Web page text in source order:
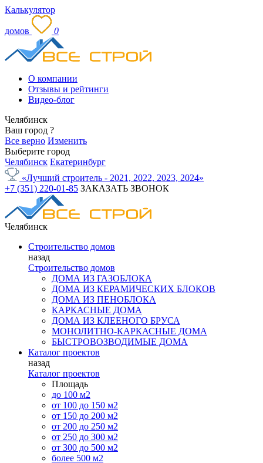
Калькулятор
домов 0
О компании
Отзывы и рейтинги
Видео-блог
Челябинск
Ваш город ?
Все верно Изменить
Выберите город
Челябинск Екатеринбург
«Лучший строитель - 2021, 2022, 2023, 2024»
+7 (351) 220-01-85 ЗАКАЗАТЬ ЗВОНОК
Челябинск
Строительство домов
назад
Строительство домов
ДОМА ИЗ ГАЗОБЛОКА
ДОМА ИЗ КЕРАМИЧЕСКИХ БЛОКОВ
ДОМА ИЗ ПЕНОБЛОКА
КАРКАСНЫЕ ДОМА
ДОМА ИЗ КЛЕЕНОГО БРУСА
МОНОЛИТНО-КАРКАСНЫЕ ДОМА
БЫСТРОВОЗВОДИМЫЕ ДОМА
Каталог проектов
назад
Каталог проектов
Площадь
до 100 м2
от 100 до 150 м2
от 150 до 200 м2
от 200 до 250 м2
от 250 до 300 м2
от 300 до 500 м2
более 500 м2